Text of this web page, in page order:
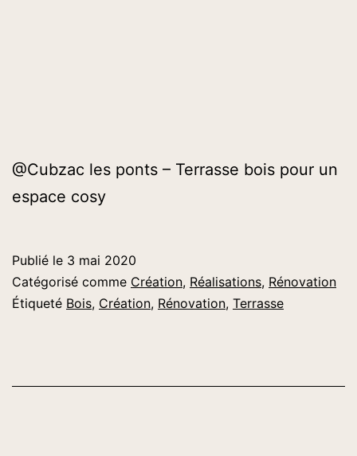
@Cubzac les ponts – Terrasse bois pour un
espace cosy
Publié le 3 mai 2020
Catégorisé comme Création, Réalisations, Rénovation
Étiqueté Bois, Création, Rénovation, Terrasse